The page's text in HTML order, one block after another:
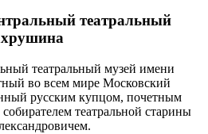
театральный
театральный музей имени
во всем мире Московский
русским купцом, почетным
театральной старины